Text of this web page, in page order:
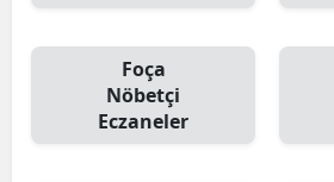
Foça
Nöbetçi
Eczaneler